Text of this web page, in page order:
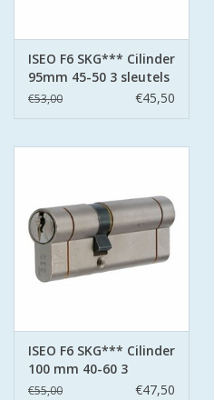
ISEO F6 SKG*** Cilinder
95mm 45-50 3 sleutels
€53,00 €45,50
ISEO F6 SKG*** Cilinder
100 mm 40-60 3
sleutels
€55,00 €47,50